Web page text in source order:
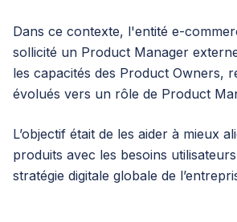
Dans ce contexte, l'entité e-
sollicité un Product Manager
les capacités des Product Owners,
évolués vers un rôle de Product
L’objectif était de les aider à mieux
produits avec les besoins
stratégie digitale globale de